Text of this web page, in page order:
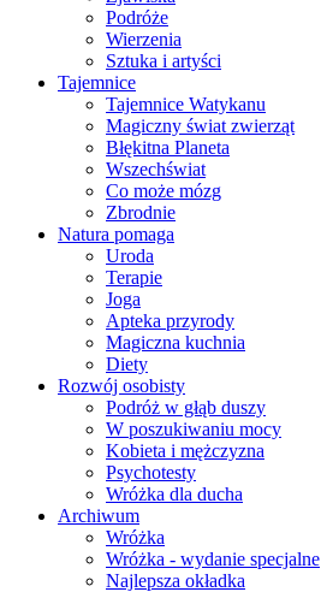
Podróże
Wierzenia
Sztuka i artyści
Tajemnice
Tajemnice Watykanu
Magiczny świat zwierząt
Błękitna Planeta
Wszechświat
Co może mózg
Zbrodnie
Natura pomaga
Uroda
Terapie
Joga
Apteka przyrody
Magiczna kuchnia
Diety
Rozwój osobisty
Podróż w głąb duszy
W poszukiwaniu mocy
Kobieta i mężczyzna
Psychotesty
Wróżka dla ducha
Archiwum
Wróżka
Wróżka - wydanie specjalne
Najlepsza okładka